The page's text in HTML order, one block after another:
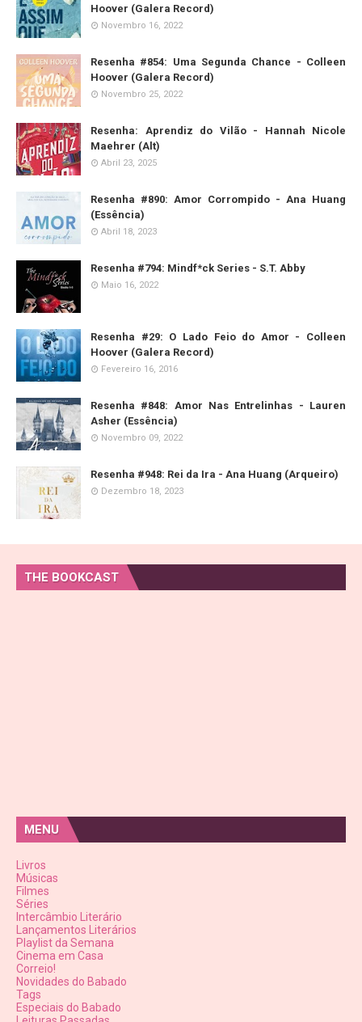
Hoover (Galera Record)
Novembro 16, 2022
Resenha #854: Uma Segunda Chance - Colleen
Hoover (Galera Record)
Novembro 25, 2022
Resenha: Aprendiz do Vilão - Hannah Nicole
Maehrer (Alt)
Abril 23, 2025
Resenha #890: Amor Corrompido - Ana Huang
(Essência)
Abril 18, 2023
Resenha #794: Mindf*ck Series - S.T. Abby
Maio 16, 2022
Resenha #29: O Lado Feio do Amor - Colleen
Hoover (Galera Record)
Fevereiro 16, 2016
Resenha #848: Amor Nas Entrelinhas - Lauren
Asher (Essência)
Novembro 09, 2022
Resenha #948: Rei da Ira - Ana Huang (Arqueiro)
Dezembro 18, 2023
THE BOOKCAST
MENU
Livros
Músicas
Filmes
Séries
Intercâmbio Literário
Lançamentos Literários
Playlist da Semana
Cinema em Casa
Correio!
Novidades do Babado
Tags
Especiais do Babado